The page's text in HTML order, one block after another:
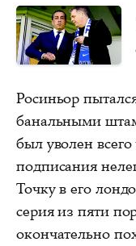
Росиньор
банальными
был уволен
подписания
Точку в его
серия из пяти
окончательно